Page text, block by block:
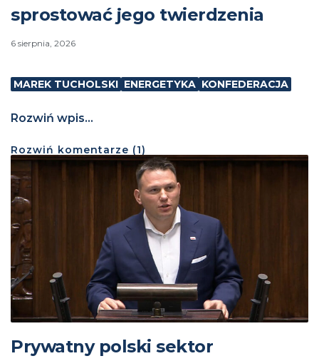
sprostować jego twierdzenia
6 sierpnia, 2026
MAREK TUCHOLSKI ENERGETYKA KONFEDERACJA
Rozwiń wpis...
Rozwiń komentarze (1)
Prywatny polski sektor